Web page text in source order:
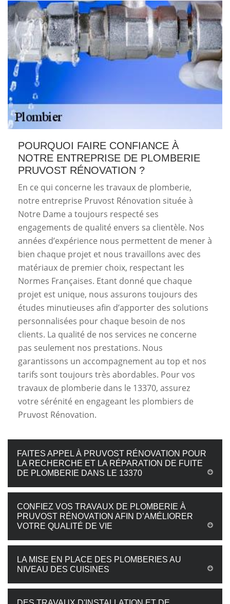
POURQUOI FAIRE CONFIANCE À
NOTRE ENTREPRISE DE PLOMBERIE
PRUVOST RÉNOVATION ?
En ce qui concerne les travaux de plomberie,
notre entreprise Pruvost Rénovation située à
Notre Dame a toujours respecté ses
engagements de qualité envers sa clientèle. Nos
années d’expérience nous permettent de mener à
bien chaque projet et nous travaillons avec des
matériaux de premier choix, respectant les
Normes Françaises. Etant donné que chaque
projet est unique, nous assurons toujours des
études minutieuses afin d’apporter des solutions
personnalisées pour chaque besoin de nos
clients. La qualité de nos services ne concerne
pas seulement nos prestations. Nous
garantissons un accompagnement au top et nos
tarifs sont toujours très abordables. Pour vos
travaux de plomberie dans le 13370, assurez
votre sérénité en engageant les plombiers de
Pruvost Rénovation.
FAITES APPEL À PRUVOST RÉNOVATION POUR
LA RECHERCHE ET LA RÉPARATION DE FUITE
DE PLOMBERIE DANS LE 13370
CONFIEZ VOS TRAVAUX DE PLOMBERIE À
PRUVOST RÉNOVATION AFIN D’AMÉLIORER
VOTRE QUALITÉ DE VIE
LA MISE EN PLACE DES PLOMBERIES AU
NIVEAU DES CUISINES